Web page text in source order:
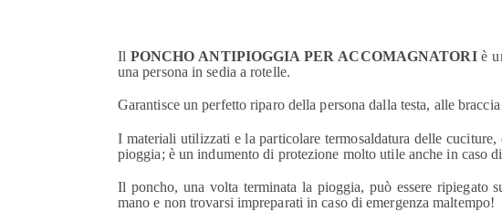
Il PONCHO ANTIPIOGGIA PER ACCOMAGNATORIè
una persona in sedia a rotelle.
Garantisce un perfetto riparo della persona dalla testa, alle
I materiali utilizzati e la particolare termosaldatura delle
pioggia; è un indumento di protezione molto utile anche in caso
Il poncho, una volta terminata la pioggia, può essere ripiegato
mano e non trovarsi impreparati in caso di emergenza maltempo!